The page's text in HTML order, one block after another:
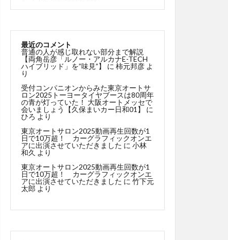
最近のコメント
普通の人が感じ取れない部分まで解説
【両角岳彦「ルノー・アルカナE-TECH
ハイブリッド」を”味見”】
に 柿元邦彦 よ
り
受付コンパニオンからみた東京オートサ
ロン2025トーヨータイヤブースは80周年
の青が灯っていた！ 大阪オートメッセで
会いましょう【久保まいカー日和01】
に
ひろ より
東京オートサロン2025動画再生回数が1
日で10万超！ カーグラフィックオンエ
アに出演させていただきました に 小林
和久 より
東京オートサロン2025動画再生回数が1
日で10万超！ カーグラフィックオンエ
アに出演させていただきました に 竹下元
太郎 より